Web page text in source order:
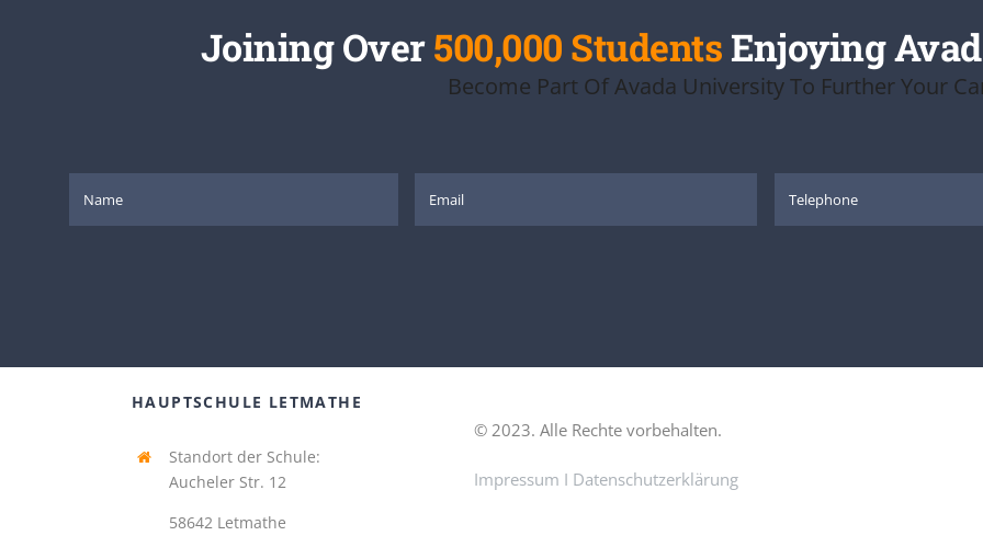
Joining Over500,000 Students Enjoying
Become Part Of Avada University To Further Your
HAUPTSCHULE LETMATHE
Standort der Schule:
Aucheler Str. 12
58642 Letmathe
© 2023. Alle Rechte vorbehalten.
Impressum I Datenschutzerklärung